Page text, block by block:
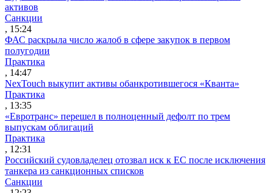
активов
Санкции
, 15:24
ФАС раскрыла число жалоб в сфере закупок в первом
полугодии
Практика
, 14:47
NexTouch выкупит активы обанкротившегося «Кванта»
Практика
, 13:35
«Евротранс» перешел в полноценный дефолт по трем
выпускам облигаций
Практика
, 12:31
Российский судовладелец отозвал иск к ЕС после исключения
танкера из санкционных списков
Санкции